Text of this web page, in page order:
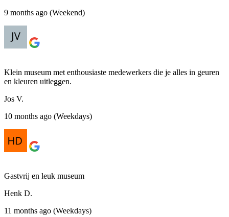
9 months ago (Weekend)
Klein museum met enthousiaste medewerkers die je alles in geuren
en kleuren uitleggen.
Jos V.
10 months ago (Weekdays)
Gastvrij en leuk museum
Henk D.
11 months ago (Weekdays)